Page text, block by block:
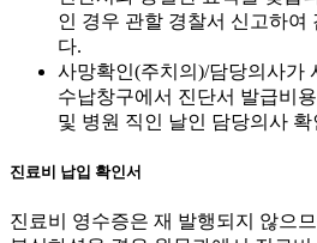
인 경우 관할 경찰서 신고하여
다.
사망확인(주치의)/담당의사가
수납창구에서 진단서 발급비
및 병원 직인 날인 담당의사
진료비 납입 확인서
진료비 영수증은 재 발행되지 않으